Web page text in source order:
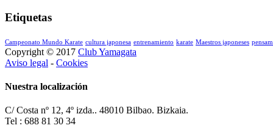
Etiquetas
Campeonato Mundo Karate cultura japonesa entrenamiento karate Maestros japoneses
Copyright © 2017 Club Yamagata
Aviso legal - Cookies
Nuestra localización
C/ Costa nº 12, 4º izda.. 48010 Bilbao. Bizkaia.
Tel : 688 81 30 34